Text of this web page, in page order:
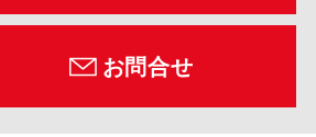
お問合せ